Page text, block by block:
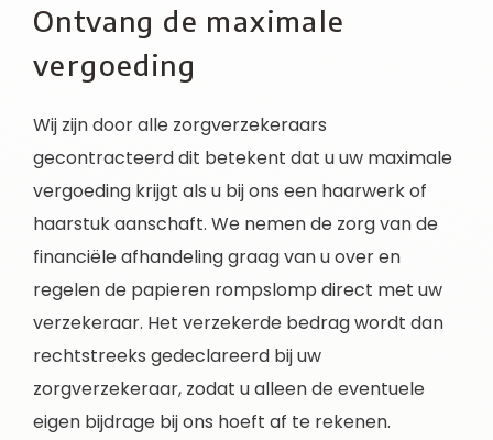
Ontvang de maximale
vergoeding
Wij zijn door alle zorgverzekeraars
gecontracteerd dit betekent dat u uw maximale
vergoeding krijgt als u bij ons een haarwerk of
haarstuk aanschaft. We nemen de zorg van de
financiële afhandeling graag van u over en
regelen de papieren rompslomp direct met uw
verzekeraar. Het verzekerde bedrag wordt dan
rechtstreeks gedeclareerd bij uw
zorgverzekeraar, zodat u alleen de eventuele
eigen bijdrage bij ons hoeft af te rekenen.